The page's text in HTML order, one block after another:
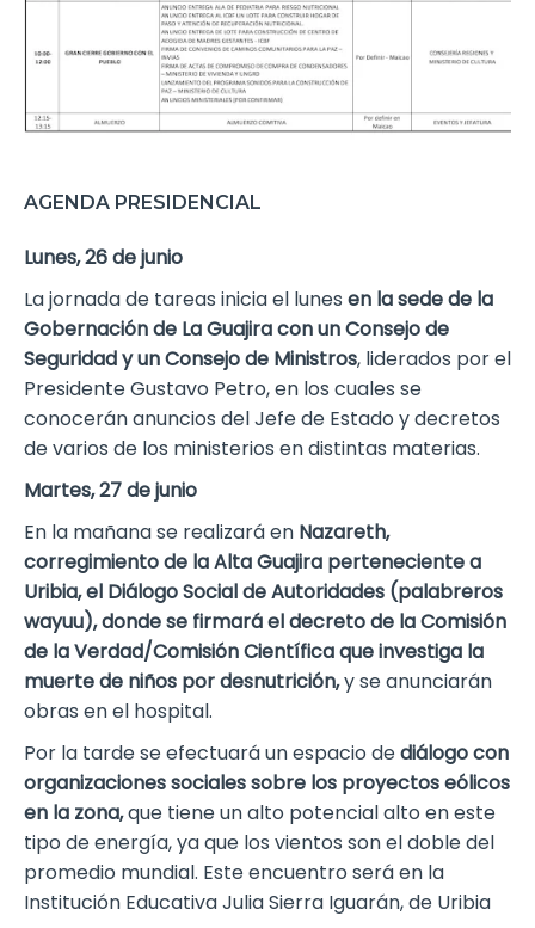
AGENDA PRESIDENCIAL
Lunes, 26 de junio
La jornada de tareas inicia el lunes en la sede de la
Gobernación de La Guajira con un Consejo de
Seguridad y un Consejo de Ministros, liderados por el
Presidente Gustavo Petro, en los cuales se
conocerán anuncios del Jefe de Estado y decretos
de varios de los ministerios en distintas materias.
Martes, 27 de junio
En la mañana se realizará en Nazareth,
corregimiento de la Alta Guajira perteneciente a
Uribia, el Diálogo Social de Autoridades (palabreros
wayuu), donde se firmará el decreto de la Comisión
de la Verdad/Comisión Científica que investiga la
muerte de niños por desnutrición,y se anunciarán
obras en el hospital.
Por la tarde se efectuará un espacio dediálogo con
organizaciones sociales sobre los proyectos eólicos
en la zona,que tiene un alto potencial alto en este
tipo de energía, ya que los vientos son el doble del
promedio mundial. Este encuentro será en la
Institución Educativa Julia Sierra Iguarán, de Uribia